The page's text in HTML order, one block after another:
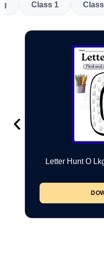
Class 1
Letter Hunt O